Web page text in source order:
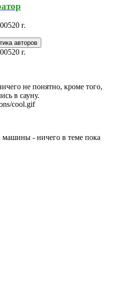
20 г.
авторов
20 г.
не понятно, кроме того,
в сауну.
cool.gif
машины - ничего в теме пока